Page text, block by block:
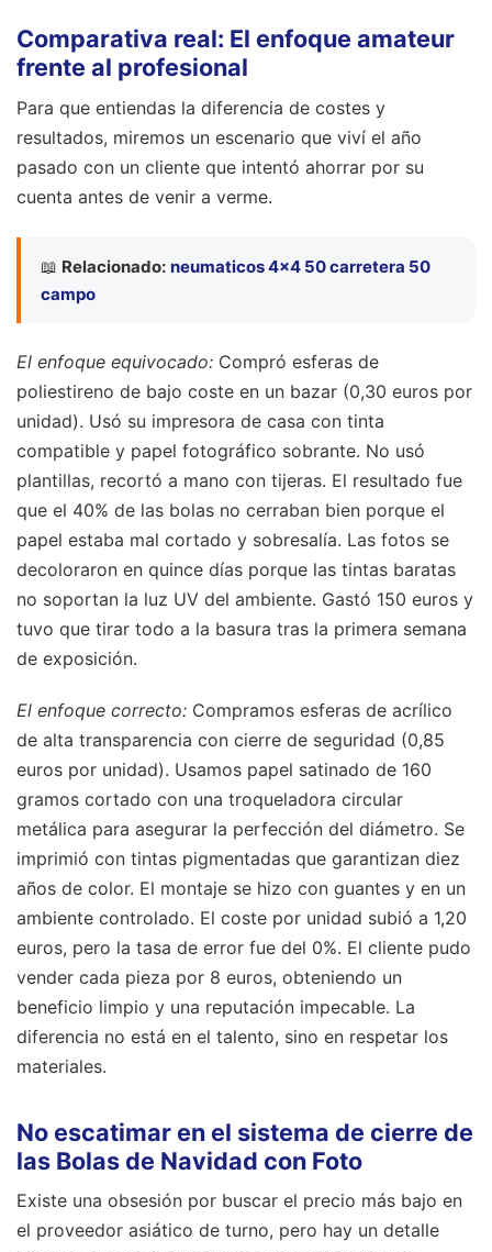
Comparativa real: El enfoque amateur
frente al profesional
Para que entiendas la diferencia de costes y
resultados, miremos un escenario que viví el año
pasado con un cliente que intentó ahorrar por su
cuenta antes de venir a verme.
📖 Relacionado: neumaticos 4x4 50 carretera 50
campo
El enfoque equivocado: Compró esferas de
poliestireno de bajo coste en un bazar (0,30 euros por
unidad). Usó su impresora de casa con tinta
compatible y papel fotográfico sobrante. No usó
plantillas, recortó a mano con tijeras. El resultado fue
que el 40% de las bolas no cerraban bien porque el
papel estaba mal cortado y sobresalía. Las fotos se
decoloraron en quince días porque las tintas baratas
no soportan la luz UV del ambiente. Gastó 150 euros y
tuvo que tirar todo a la basura tras la primera semana
de exposición.
El enfoque correcto: Compramos esferas de acrílico
de alta transparencia con cierre de seguridad (0,85
euros por unidad). Usamos papel satinado de 160
gramos cortado con una troqueladora circular
metálica para asegurar la perfección del diámetro. Se
imprimió con tintas pigmentadas que garantizan diez
años de color. El montaje se hizo con guantes y en un
ambiente controlado. El coste por unidad subió a 1,20
euros, pero la tasa de error fue del 0%. El cliente pudo
vender cada pieza por 8 euros, obteniendo un
beneficio limpio y una reputación impecable. La
diferencia no está en el talento, sino en respetar los
materiales.
No escatimar en el sistema de cierre de
las Bolas de Navidad con Foto
Existe una obsesión por buscar el precio más bajo en
el proveedor asiático de turno, pero hay un detalle